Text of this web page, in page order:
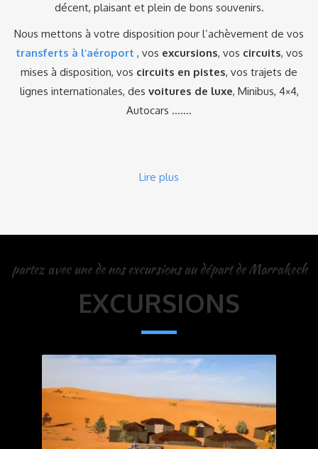
décent, plaisant et plein de bons souvenirs.
Nous mettons à votre disposition pour l’achèvement de vos
transferts à l’aéroport , vos excursions, vos circuits, vos
mises à disposition, vos circuits en pistes, vos trajets de
lignes internationales, des voitures de luxe, Minibus, 4×4,
Autocars …….
Lire plus
partez avec une de nos excursions au départ de Marrakech
EXCURSIONS